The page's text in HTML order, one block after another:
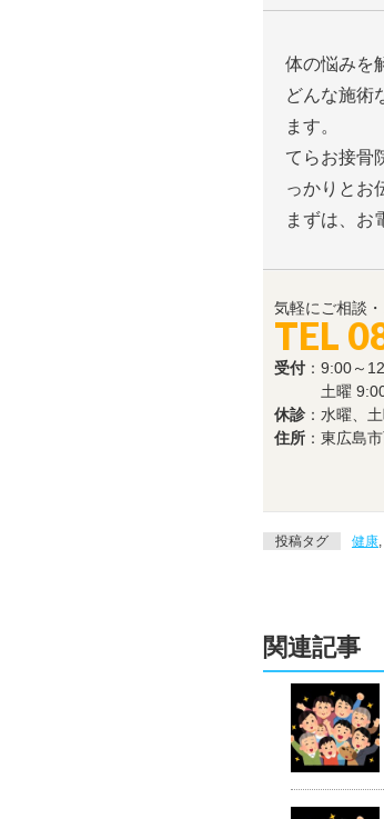
体の悩みを
どんな施術
ます。
てらお接骨
っかりとお
まずは、お
気軽にご相談
TEL
受付 ：9:00～
土曜 9:00
休診 ：水曜、
住所 ：東広島
投稿タグ 健康,
関連記事